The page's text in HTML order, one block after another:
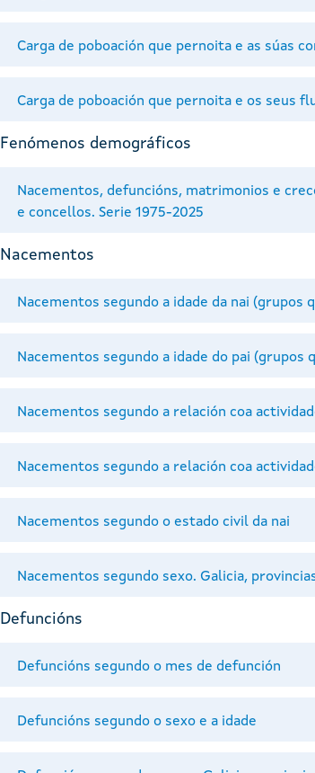
Carga de poboación que pernoita e as súas
Carga de poboación que pernoita e os seus
Fenómenos demográficos
Nacementos, defuncións, matrimonios e
e concellos. Serie 1975-2025
Nacementos
Nacementos segundo a idade da nai (grupos
Nacementos segundo a idade do pai (grupos
Nacementos segundo a relación coa
Nacementos segundo a relación coa
Nacementos segundo o estado civil da nai
Nacementos segundo sexo. Galicia,
Defuncións
Defuncións segundo o mes de defunción
Defuncións segundo o sexo e a idade